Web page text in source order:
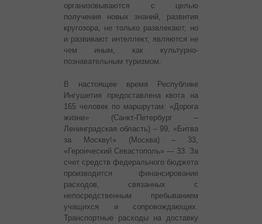
организовываются с целью
получения новых знаний, развития
кругозора, не только развлекают, но
и развивают интеллект, являются не
чем иным, как культурно-
познавательным туризмом.
В настоящее время Республике
Ингушетия предоставлена квота на
165 человек по маршрутам: «Дорога
жизни» (Санкт-Петербург –
Ленинградская область) – 99, «Битва
за Москву!» (Москва) – 33,
«Героический Севастополь» — 33. За
счет средств федерального бюджета
производится финансирование
расходов, связанных с
непосредственным пребыванием
учащихся и сопровождающих.
Транспортные расходы на доставку